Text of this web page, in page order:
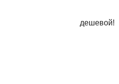
дешевой!